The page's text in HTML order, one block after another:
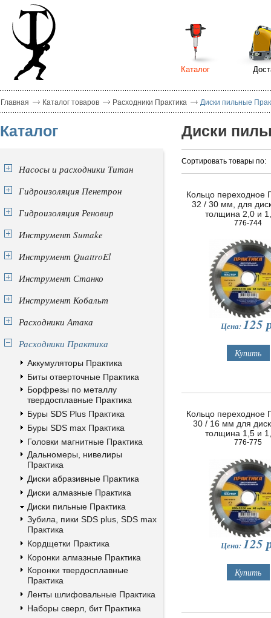
Каталог
Главная Каталог товаров Расходники Практика Диски пильные
Каталог
Насосы и расходники Титан
Гидроизоляция Пенетрон
Гидроизоляция Реновир
Инструмент Sumake
Инструмент QuattroEl
Инструмент Станко
Инструмент Кобальт
Расходники Атака
Расходники Практика
Аккумуляторы Практика
Биты отверточные Практика
Борфрезы по металлу
твердосплавные Практика
Буры SDS Plus Практика
Буры SDS max Практика
Головки магнитные Практика
Дальномеры, нивелиры
Практика
Диски абразивные Практика
Диски алмазные Практика
Диски пильные Практика
Зубила, пики SDS plus, SDS max
Практика
Кордщетки Практика
Коронки алмазные Практика
Коронки твердосплавные
Практика
Ленты шлифовальные Практика
Наборы сверл, бит Практика
Диски
Сортировать товары по:
Кольцо переходное
32 / 30 мм, для
толщина 2,0 и
776-744
Цена:125
Кольцо переходное
30 / 16 мм для
толщина 1,5 и
776-775
Цена:125